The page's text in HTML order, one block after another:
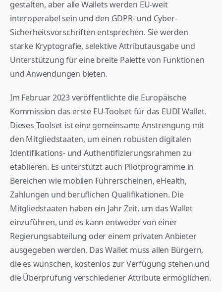
gestalten, aber alle Wallets werden EU-weit
interoperabel sein und den GDPR- und Cyber-
Sicherheitsvorschriften entsprechen. Sie werden
starke Kryptografie, selektive Attributausgabe und
Unterstützung für eine breite Palette von Funktionen
und Anwendungen bieten.
Im Februar 2023 veröffentlichte die Europäische
Kommission das erste EU-Toolset für das EUDI Wallet.
Dieses Toolset ist eine gemeinsame Anstrengung mit
den Mitgliedstaaten, um einen robusten digitalen
Identifikations- und Authentifizierungsrahmen zu
etablieren. Es unterstützt auch Pilotprogramme in
Bereichen wie mobilen Führerscheinen, eHealth,
Zahlungen und beruflichen Qualifikationen. Die
Mitgliedstaaten haben ein Jahr Zeit, um das Wallet
einzuführen, und es kann entweder von einer
Regierungsabteilung oder einem privaten Anbieter
ausgegeben werden. Das Wallet muss allen Bürgern,
die es wünschen, kostenlos zur Verfügung stehen und
die Überprüfung verschiedener Attribute ermöglichen.